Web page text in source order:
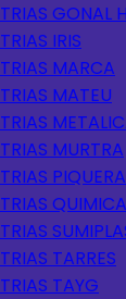
GONAL
IRIS
MARCA
MATEU
MURTRA
TARRES
TAYG